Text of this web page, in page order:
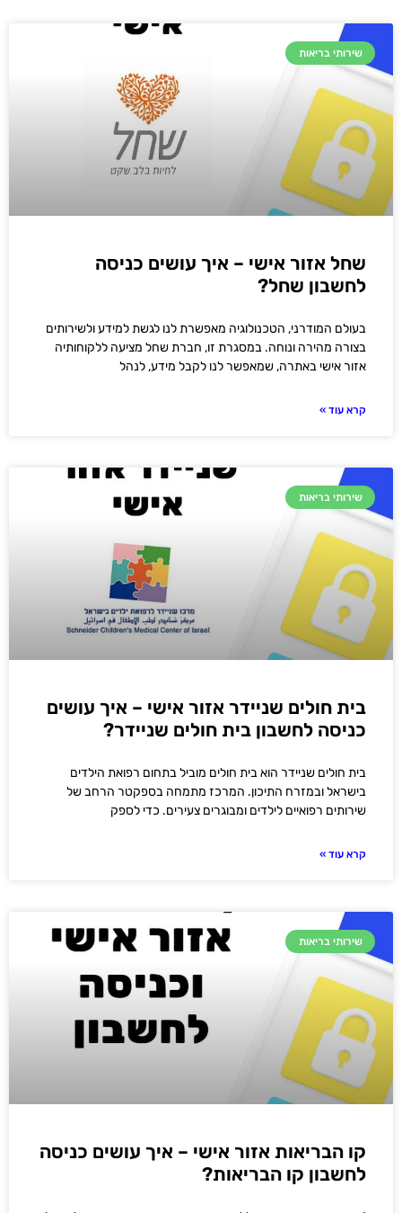
שירותי בריאות
שחל אזור אישי – איך עושים כניסה
לחשבון שחל?
בעולם המודרני, הטכנולוגיה מאפשרת לנו לגשת למידע ולשירותים
בצורה מהירה ונוחה. במסגרת זו, חברת שחל מציעה ללקוחותיה
אזור אישי באתרה, שמאפשר לנו לקבל מידע, לנהל
קרא עוד »
שירותי בריאות
בית חולים שניידר אזור אישי – איך עושים
כניסה לחשבון בית חולים שניידר?
בית חולים שניידר הוא בית חולים מוביל בתחום רפואת הילדים
בישראל ובמזרח התיכון. המרכז מתמחה בספקטר הרחב של
שירותים רפואיים לילדים ומבוגרים צעירים. כדי לספק
קרא עוד »
שירותי בריאות
קו הבריאות אזור אישי – איך עושים כניסה
לחשבון קו הבריאות?